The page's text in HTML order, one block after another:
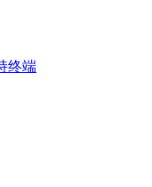
终端